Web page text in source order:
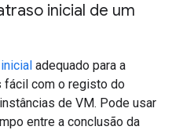
inicial de um
adequado para a
fácil com o registo do
de VM. Pode usar
entre a conclusão da